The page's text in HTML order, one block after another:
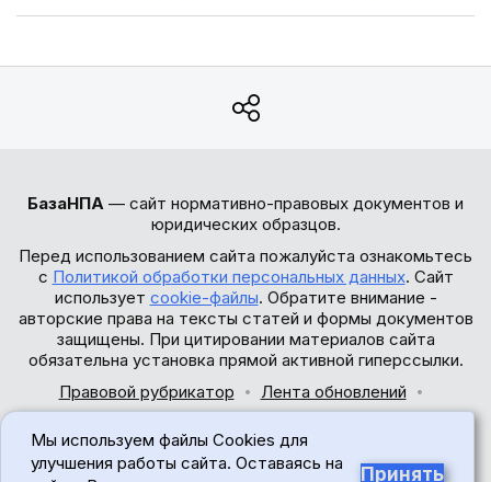
БазаНПА — сайт нормативно-правовых документов и
юридических образцов.
Перед использованием сайта пожалуйста ознакомьтесь
с Политикой обработки персональных данных. Сайт
использует cookie-файлы. Обратите внимание -
авторские права на тексты статей и формы документов
защищены. При цитировании материалов сайта
обязательна установка прямой активной гиперссылки.
Правовой рубрикатор
Лента обновлений
© 2017-2026
Мы используем файлы Cookies для
улучшения работы сайта. Оставаясь на
Принять